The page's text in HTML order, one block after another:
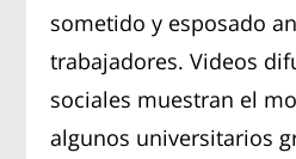
sometido y esposado
trabajadores. Videos
sociales muestran el
algunos universitarios